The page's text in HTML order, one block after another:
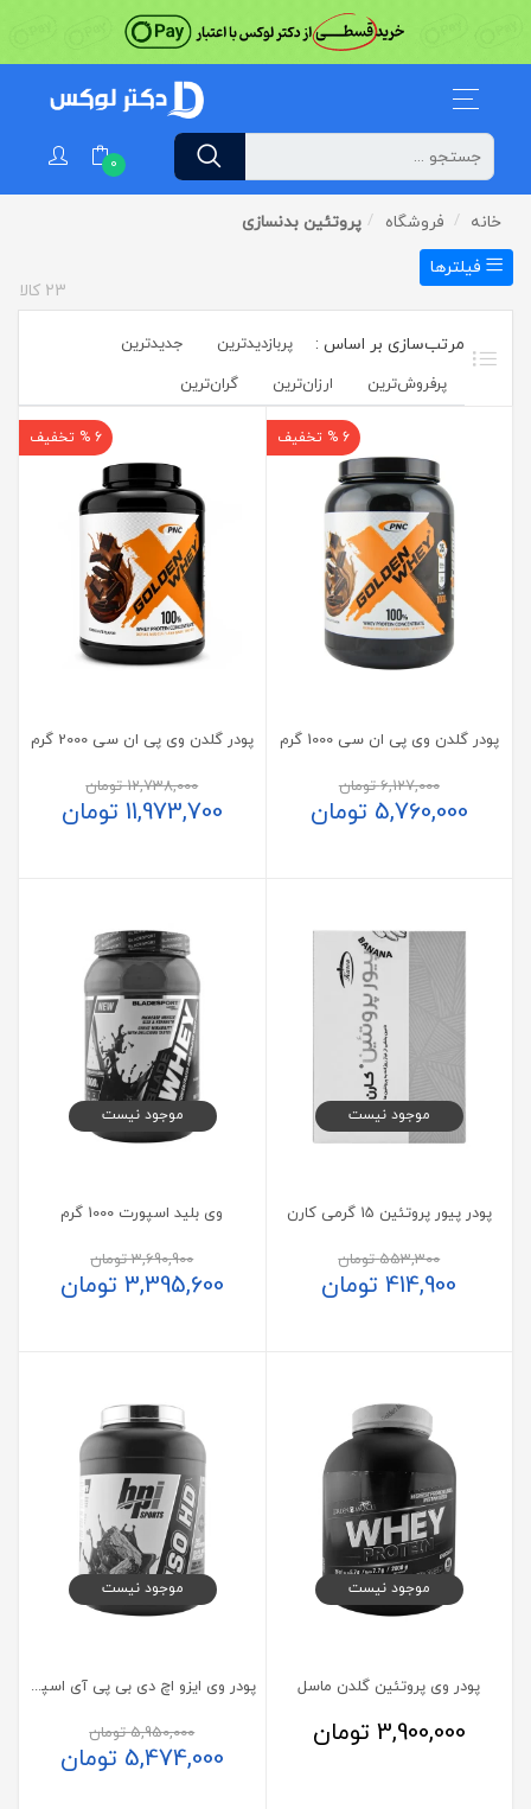
0
خانه فروشگاه
پروتئین بدنسازی
فیلترها
23 کالا
پربازدیدترین
جدیدترین
پرفروش‌ترین‌
ارزان‌ترین گران‌ترین
6 % تخفیف
پودر گلدن وی پی ان سی 1000 گرم
6,127,000تومان
5,760,000 تومان
6 % تخفیف
پودر گلدن وی پی ان سی 2000 گرم
12,738,000تومان
11,973,700 تومان
موجود نیست
پودر پیور پروتئین 15 گرمی کارن
553,300تومان
414,900تومان
موجود نیست
وی بلید اسپورت 1000 گرم
3,690,900تومان
3,395,600 تومان
موجود نیست
پودر وی پروتئین گلدن ماسل
3,900,000 تومان
موجود نیست
پودر وی ایزو اچ دی بی پی آی اسپرت
5,950,000تومان
5,474,000 تومان